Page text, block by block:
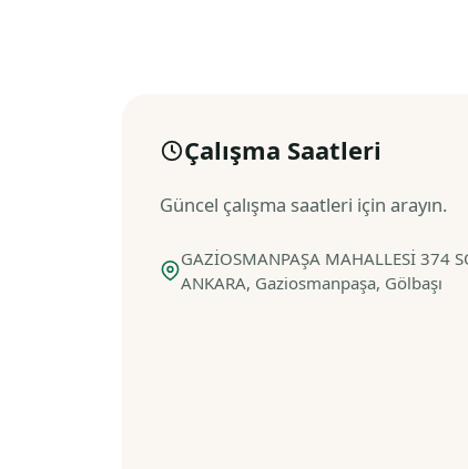
Çalışma Saatleri
Güncel çalışma saatleri için arayın.
GAZİOSMANPAŞA MAHALLESİ 374
ANKARA, Gaziosmanpaşa, Gölbaşı